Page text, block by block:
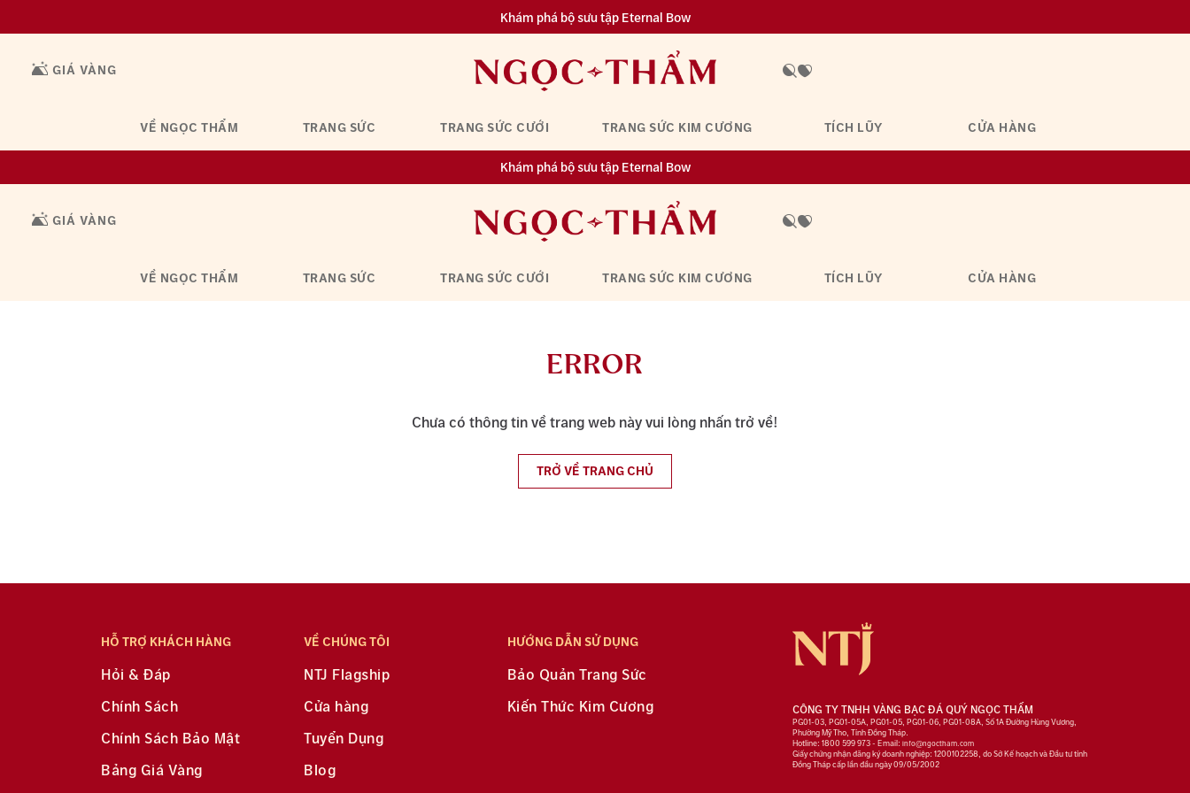
Khám phá bộ sưu tập Eternal Bow
Đa dạng lựa chọn tích luỹ từ 0.1 chỉ vàng 999.9
GIÁ VÀNG
VỀ NGỌC THẨM TRANG SỨC TRANG SỨC CƯỚI TRANG SỨC KIM CƯƠNG TÍCH LŨY CỬA HÀNG
Khám phá bộ sưu tập Eternal Bow
Đa dạng lựa chọn tích luỹ từ 0.1 chỉ vàng 999.9
GIÁ VÀNG
VỀ NGỌC THẨM TRANG SỨC TRANG SỨC CƯỚI TRANG SỨC KIM CƯƠNG TÍCH LŨY CỬA HÀNG
ERROR
Chưa có thông tin về trang web này vui lòng nhấn trở về!
TRỞ VỀ TRANG CHỦ
HỖ TRỢ KHÁCH HÀNG
Hỏi & Đáp
Chính Sách
Chính Sách Bảo Mật
Bảng Giá Vàng
VỀ CHÚNG TÔI
NTJ Flagship
Cửa hàng
Tuyển Dụng
Blog
HƯỚNG DẪN SỬ DỤNG
Bảo Quản Trang Sức
Kiến Thức Kim Cương
CÔNG TY TNHH VÀNG BẠC ĐÁ QUÝ NGỌC THẨM
PG01-03, PG01-05A, PG01-05, PG01-06, PG01-08A, Số 1A Đường Hùng Vương,
Phường Mỹ Tho, Tỉnh Đồng Tháp.
Hotline: 1800 599 973 - Email:info@ngoctham.com
Giấy chứng nhận đăng ký doanh nghiệp: 1200102258, do Sở Kế hoạch và Đầu tư tỉnh
Đồng Tháp cấp lần đầu ngày 09/05/2002